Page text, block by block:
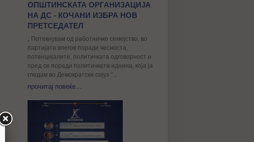
ОПШТИНСКАТА ОРГАНИЗАЦИЈА
НА ДС - КОЧАНИ ИЗБРА НОВ
ПРЕТСЕДАТЕЛ
„ Потекнувам од работничко семејство, во
партијата влегов поради чесноста,
потенцијалите, политичката одговорност и
пред се поради политичката иднина, којa ја
гледам во Демократски сојуз “...
прочитај повеќе...